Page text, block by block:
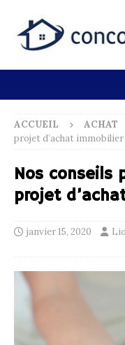
ACCUEIL ACHAT
projet d’achat immobilier
Nos conseils
projet
janvier 15, 2020